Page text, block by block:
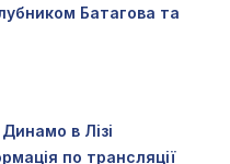
Батагова та
в Лізі
по трансляції